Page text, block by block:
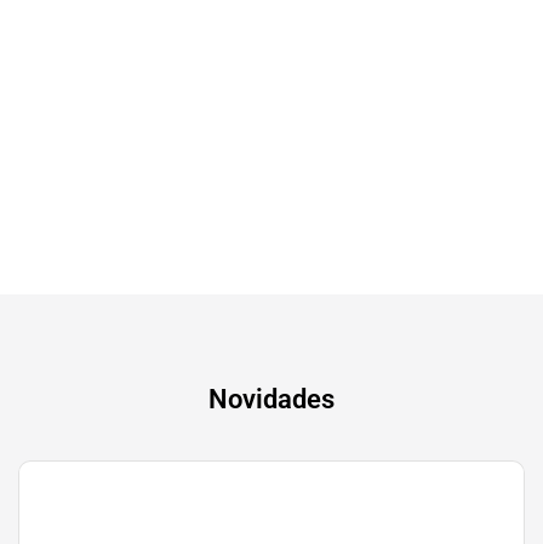
Novidades